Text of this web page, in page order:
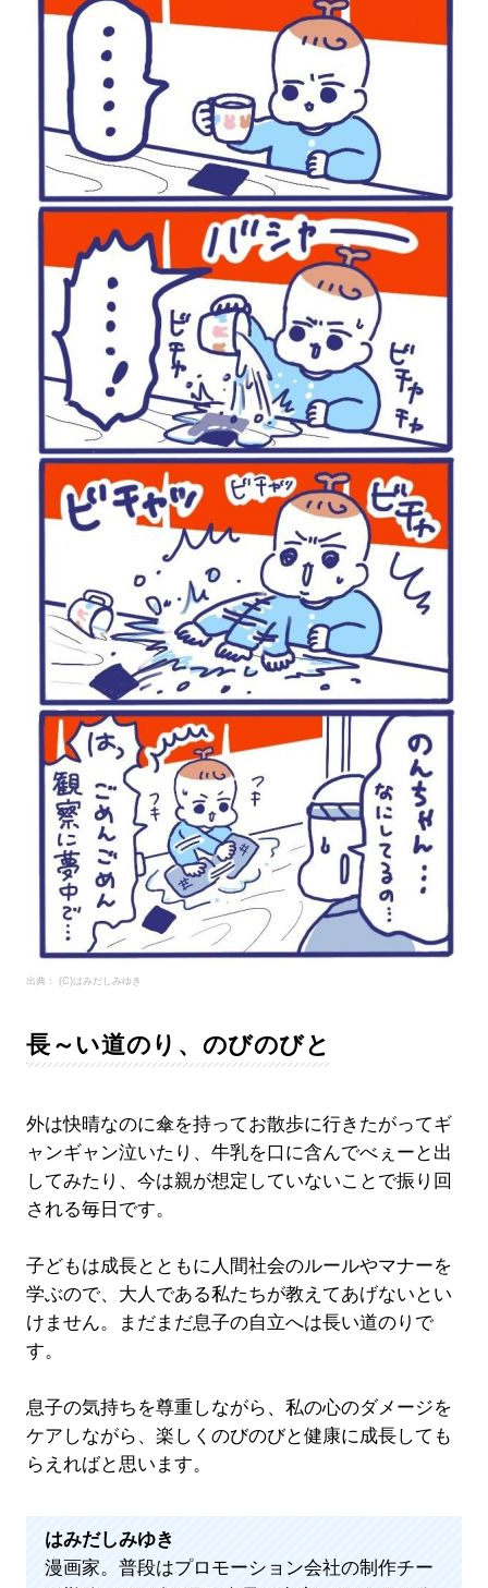
出典： (C)はみだしみゆき
長～い道のり、のびのびと
外は快晴なのに傘を持ってお散歩に行きたがってギ
ャンギャン泣いたり、牛乳を口に含んでべぇーと出
してみたり、今は親が想定していないことで振り回
される毎日です。
子どもは成長とともに人間社会のルールやマナーを
学ぶので、大人である私たちが教えてあげないとい
けません。まだまだ息子の自立へは長い道のりで
す。
息子の気持ちを尊重しながら、私の心のダメージを
ケアしながら、楽しくのびのびと健康に成長しても
らえればと思います。
はみだしみゆき
漫画家。普段はプロモーション会社の制作チー